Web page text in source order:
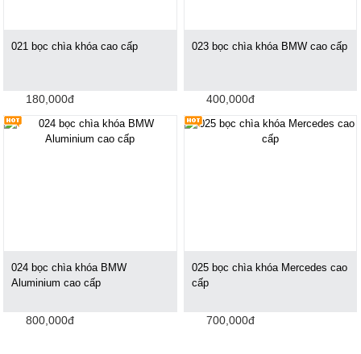
021 bọc chìa khóa cao cấp
180,000đ
023 bọc chìa khóa BMW cao cấp
400,000đ
024 bọc chìa khóa BMW
Aluminium cao cấp
800,000đ
025 bọc chìa khóa Mercedes cao
cấp
700,000đ